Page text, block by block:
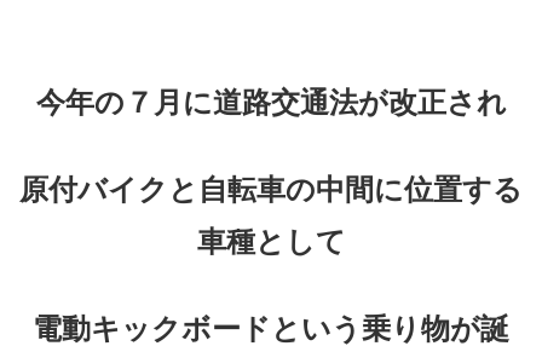
今年の７月に道路交通法が改正され
原付バイクと自転車の中間に位置する
車種として
電動キックボードという乗り物が誕